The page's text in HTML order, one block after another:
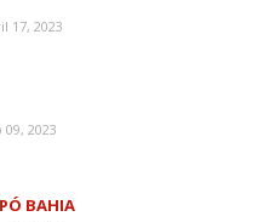
17, 2023
2023
BAHIA